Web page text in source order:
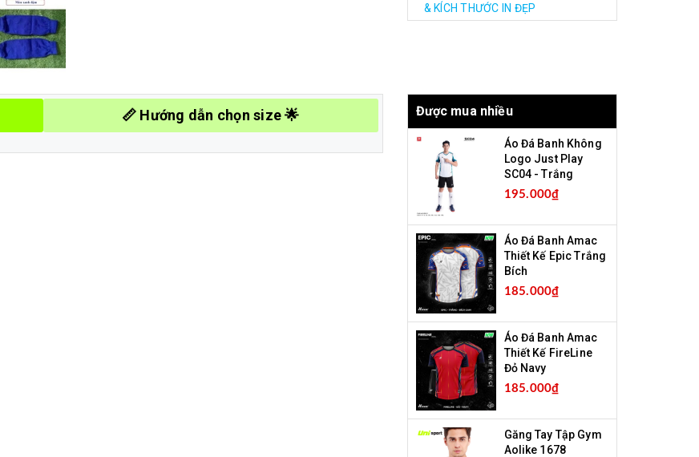
& KÍCH THƯỚC IN ĐẸP
📏 Hướng dẫn chọn size 🌟 Được mua nhiều
Áo Đá Banh Không
Logo Just Play
SC04 - Trắng
195.000₫
Áo Đá Banh Amac
Thiết Kế Epic Trắng
Bích
185.000₫
Áo Đá Banh Amac
Thiết Kế FireLine
Đỏ Navy
185.000₫
Găng Tay Tập Gym
Aolike 1678